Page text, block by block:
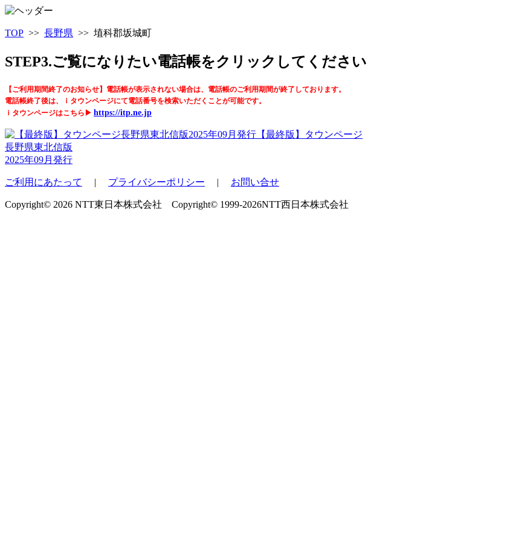
TOP >> 長野県 >> 埴科郡坂城町
STEP3.ご覧になりたい電話帳をクリックしてください
【ご利用期間終了のお知らせ】電話帳が表示されない場合は、電話帳のご利用期間が終了しております。
電話帳終了後は、ｉタウンページにて電話番号を検索いただくことが可能です。
ｉタウンページはこちら▶ https://itp.ne.jp
【最終版】タウンページ
長野県東北信版
2025年09月発行
ご利用にあたって | プライバシーポリシー | お問い合せ
Copyright© 2026 NTT東日本株式会社 Copyright© 1999-2026NTT西日本株式会社